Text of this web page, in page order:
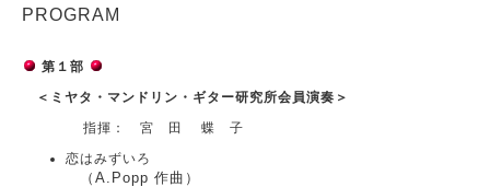
PROGRAM
第１部
＜ミヤタ・マンドリン・ギター研究所会員演奏＞
指揮： 宮 田 蝶 子
恋はみずいろ
（A.Popp 作曲）